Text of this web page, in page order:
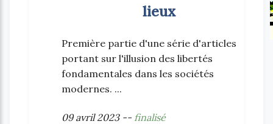
lieux
Première partie d'une série d'articles
portant sur l'illusion des libertés
fondamentales dans les sociétés
modernes. ...
09 avril 2023 -- finalisé